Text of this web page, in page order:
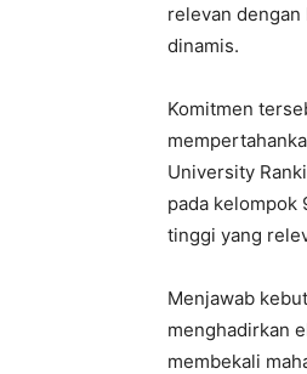
relevan
dinamis.
Komitmen
University
pada kelompok
tinggi yang
Menjawab
menghadirkan
membekali